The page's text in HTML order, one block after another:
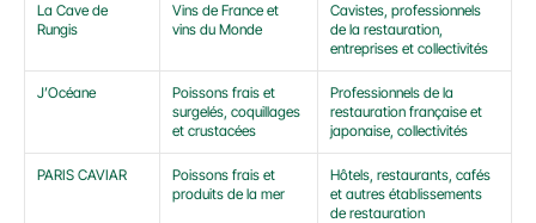
La Cave de
Rungis
Vins de France et
vins du Monde
Cavistes, professionnels
de la restauration,
entreprises et collectivités
J’Océane
Poissons frais et
surgelés, coquillages
et crustacées
Professionnels de la
restauration française et
japonaise, collectivités
PARIS CAVIAR
Poissons frais et
produits de la mer
Hôtels, restaurants, cafés
et autres établissements
de restauration